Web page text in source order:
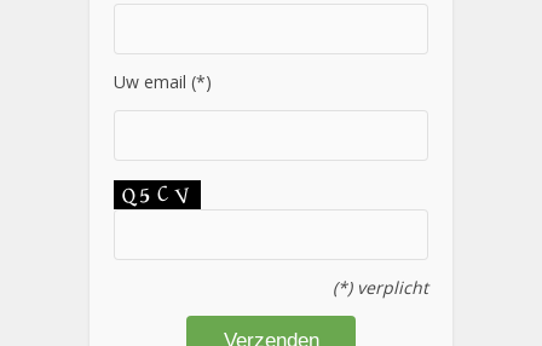
Uw email (*)
(*) verplicht